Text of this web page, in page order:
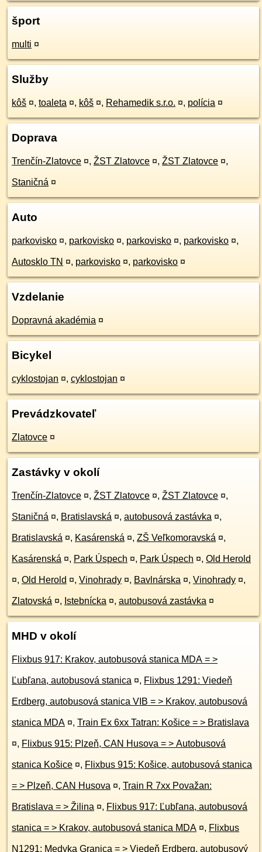
šport
multi ¤
Služby
kôš ¤, toaleta ¤, kôš ¤, Rehamedik s.r.o. ¤, polícia ¤
Doprava
Trenčín-Zlatovce ¤, ŽST Zlatovce ¤, ŽST Zlatovce ¤,
Staničná ¤
Auto
parkovisko ¤, parkovisko ¤, parkovisko ¤, parkovisko ¤,
Autosklo TN ¤, parkovisko ¤, parkovisko ¤
Vzdelanie
Dopravná akadémia ¤
Bicykel
cyklostojan ¤, cyklostojan ¤
Prevádzkovateľ
Zlatovce ¤
Zastávky v okolí
Trenčín-Zlatovce ¤, ŽST Zlatovce ¤, ŽST Zlatovce ¤,
Staničná ¤, Bratislavská ¤, autobusová zastávka ¤,
Bratislavská ¤, Kasárenská ¤, ZŠ Veľkomoravská ¤,
Kasárenská ¤, Park Úspech ¤, Park Úspech ¤, Old Herold
¤, Old Herold ¤, Vinohrady ¤, Bavlnárska ¤, Vinohrady ¤,
Zlatovská ¤, Istebnícka ¤, autobusová zastávka ¤
MHD v okolí
Flixbus 917: Krakov, autobusová stanica MDA = >
Ľubľana, autobusová stanica ¤, Flixbus 1291: Viedeň
Erdberg, autobusová stanica VIB = > Krakov, autobusová
stanica MDA ¤, Train Ex 6xx Tatran: Košice = > Bratislava
¤, Flixbus 915: Plzeň, CAN Husova = > Autobusová
stanica Košice ¤, Flixbus 915: Košice, autobusová stanica
= > Plzeň, CAN Husova ¤, Train R 7xx Považan:
Bratislava = > Žilina ¤, Flixbus 917: Ľubľana, autobusová
stanica = > Krakov, autobusová stanica MDA ¤, Flixbus
N1291: Medyka Granica = > Viedeň Erdberg, autobusový